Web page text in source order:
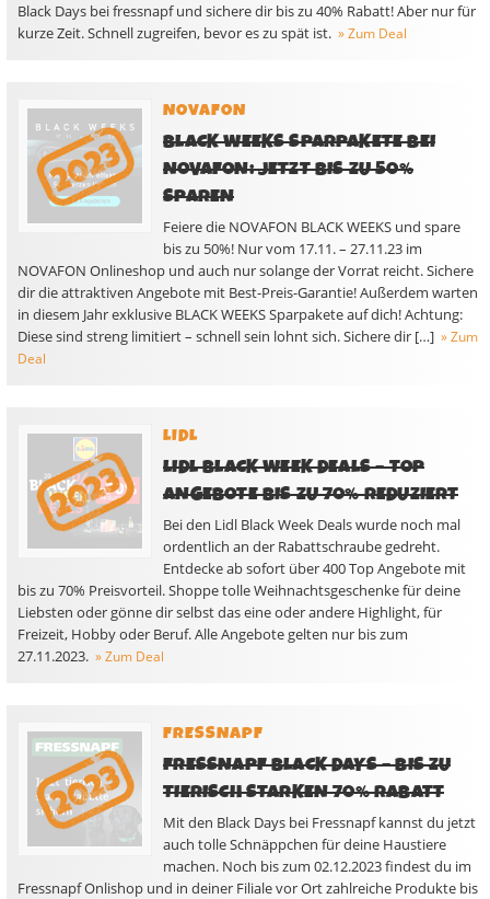
Black Days bei fressnapf und sichere dir bis zu 40% Rabatt! Aber nur für
kurze Zeit. Schnell zugreifen, bevor es zu spät ist. » Zum Deal
NOVAFON
BLACK WEEKS SPARPAKETE BEI
NOVAFON: JETZT BIS ZU 50%
SPAREN
Feiere die NOVAFON BLACK WEEKS und spare
bis zu 50%! Nur vom 17.11. – 27.11.23 im
NOVAFON Onlineshop und auch nur solange der Vorrat reicht. Sichere
dir die attraktiven Angebote mit Best-Preis-Garantie! Außerdem warten
in diesem Jahr exklusive BLACK WEEKS Sparpakete auf dich! Achtung:
Diese sind streng limitiert – schnell sein lohnt sich. Sichere dir […] » Zum
Deal
LIDL
LIDL BLACK WEEK DEALS – TOP
ANGEBOTE BIS ZU 70% REDUZIERT
Bei den Lidl Black Week Deals wurde noch mal
ordentlich an der Rabattschraube gedreht.
Entdecke ab sofort über 400 Top Angebote mit
bis zu 70% Preisvorteil. Shoppe tolle Weihnachtsgeschenke für deine
Liebsten oder gönne dir selbst das eine oder andere Highlight, für
Freizeit, Hobby oder Beruf. Alle Angebote gelten nur bis zum
27.11.2023. » Zum Deal
FRESSNAPF
FRESSNAPF BLACK DAYS – BIS ZU
TIERISCH STARKEN 70% RABATT
Mit den Black Days bei Fressnapf kannst du jetzt
auch tolle Schnäppchen für deine Haustiere
machen. Noch bis zum 02.12.2023 findest du im
Fressnapf Onlishop und in deiner Filiale vor Ort zahlreiche Produkte bis